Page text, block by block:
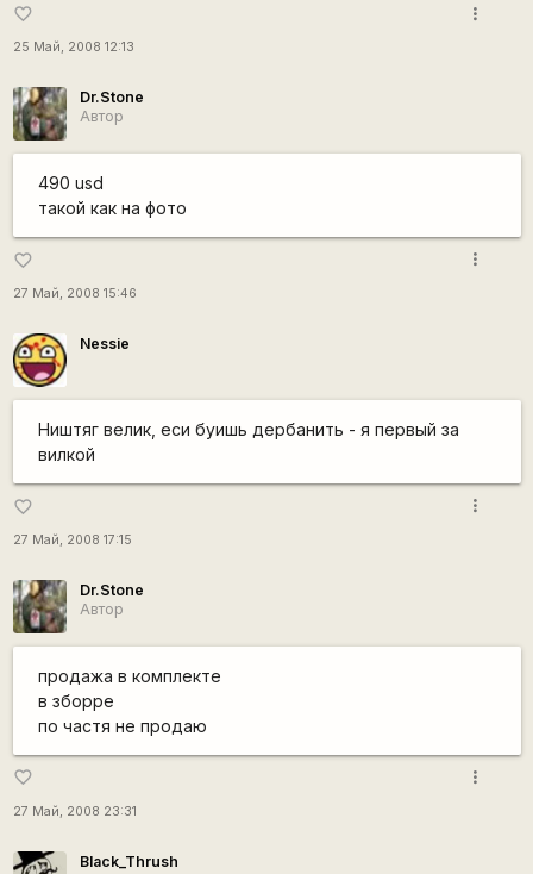
favorite_border
25 Май, 2008 12:13
more_vert
Dr.Stone
Автор
490 usd
такой как на фото
favorite_border
27 Май, 2008 15:46
more_vert
Nessie
Ништяг велик, еси буишь дербанить - я первый за
вилкой
favorite_border
27 Май, 2008 17:15
more_vert
Dr.Stone
Автор
продажа в комплекте
в зборре
по частя не продаю
favorite_border
27 Май, 2008 23:31
more_vert
Black_Thrush